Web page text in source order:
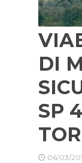
DI
SP
06/03/